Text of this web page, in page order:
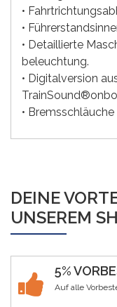
•
•
• Detaillierte
beleuchtung.
• Digitalversion
•
DEINE
UNSEREM
5%
Auf alle